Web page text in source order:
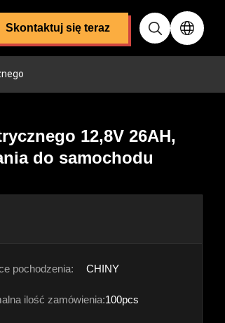
Skontaktuj się teraz
12,8V 26AH,
do samochodu
pochodzenia: CHINY
ilość zamówienia:100pcs